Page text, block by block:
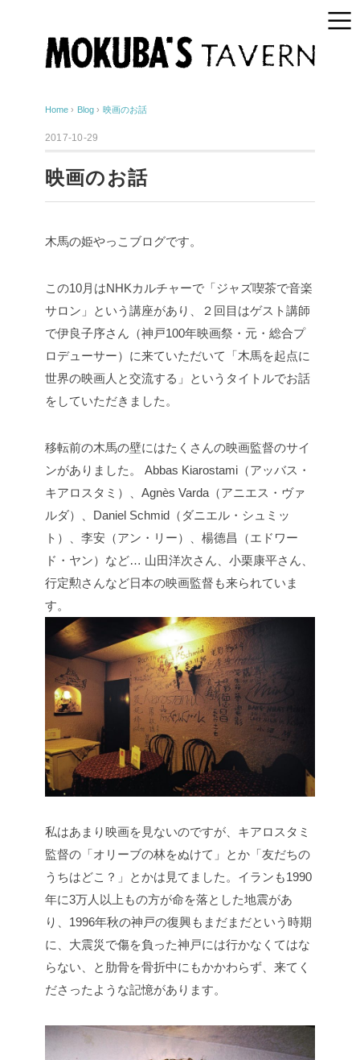
Home › Blog › 映画のお話
2017-10-29
映画のお話
木馬の姫やっこブログです。
この10月はNHKカルチャーで「ジャズ喫茶で音楽
サロン」という講座があり、２回目はゲスト講師
で伊良子序さん（神戸100年映画祭・元・総合プ
ロデューサー）に来ていただいて「木馬を起点に
世界の映画人と交流する」というタイトルでお話
をしていただきました。
移転前の木馬の壁にはたくさんの映画監督のサイ
ンがありました。
Abbas Kiarostami（アッバス・
キアロスタミ）、Agnès Varda（アニエス・ヴァ
ルダ）、Daniel Schmid（ダニエル・シュミッ
ト）、李安（アン・リー）、楊德昌（エドワー
ド・ヤン）など… 山田洋次さん、小栗康平さん、
行定勲さんなど日本の映画監督も来られていま
す。
私はあまり映画を見ないのですが、キアロスタミ
監督の「オリーブの林をぬけて」とか「友だちの
うちはどこ？」とかは見てました。イランも1990
年に3万人以上もの方が命を落とした地震があ
り、1996年秋の神戸の復興もまだまだという時期
に、大震災で傷を負った神戸には行かなくてはな
らない、と肋骨を骨折中にもかかわらず、来てく
ださったような記憶があります。